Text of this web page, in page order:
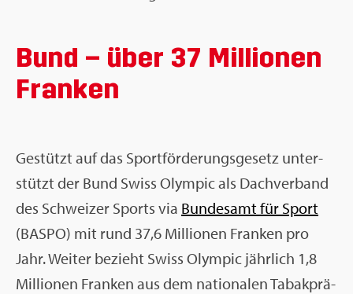
Bund – über 37 Mil­lio­nen
Fran­ken
Ge­stützt auf das Sport­för­de­rungs­ge­setz un­ter­
stützt der Bund Swiss Olym­pic als Dach­ver­band
des Schwei­zer Sports via Bun­des­amt für Sport
(BASPO) mit rund 37,6 Mil­lio­nen Fran­ken pro
Jahr. Wei­ter be­zieht Swiss Olym­pic jähr­lich 1,8
Mil­lio­nen Fran­ken aus dem na­tio­na­len Ta­bak­prä­